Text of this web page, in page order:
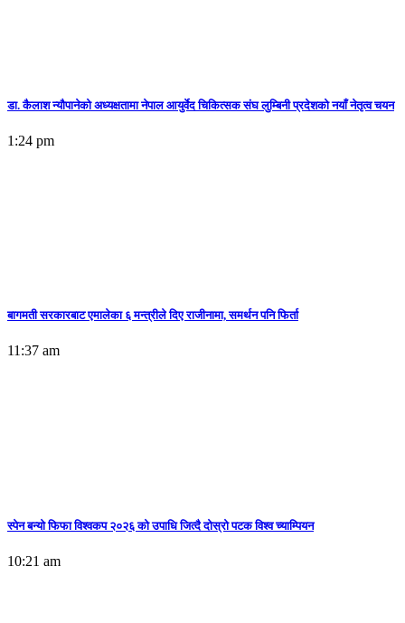
डा. कैलाश न्यौपानेको अध्यक्षतामा नेपाल आयुर्वेद चिकित्सक संघ लुम्बिनी प्रदेशको नयाँ नेतृत्व चयन
1:24 pm
बागमती सरकारबाट एमालेका ६ मन्त्रीले दिए राजीनामा, समर्थन पनि फिर्ता
11:37 am
स्पेन बन्याे फिफा विश्वकप २०२६ को उपाधि जित्दै दोस्रो पटक विश्व च्याम्पियन
10:21 am